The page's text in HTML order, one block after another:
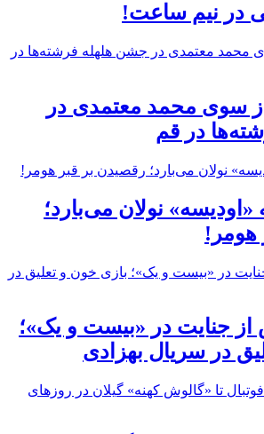
در نیم ساعت!
از سوی محمد معتمدی در
در قم
«اودیسه» نولان می‌بارد؛
هومر!
جنایت در «بیست و یک»؛
در سریال بهزادی